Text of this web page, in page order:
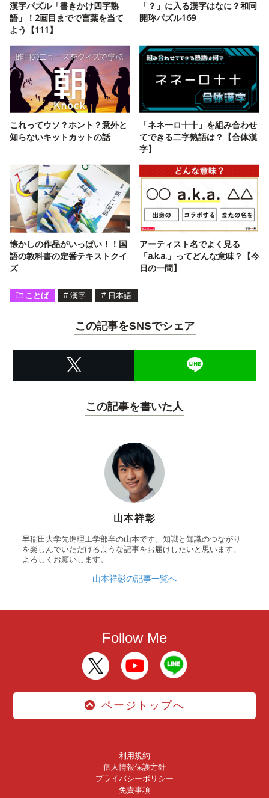
漢字パズル「書きかけ四字熟
語」！2画目までで言葉を当て
よう【111】
「？」に入る漢字はなに？和同
開珎パズル169
これってウソ？ホント？意外と
知らないキットカットの話
「ネネ一ロ十十」を組み合わせ
てできる二字熟語は？【合体漢
字】
懐かしの作品がいっぱい！！国
語の教科書の定番テキストクイ
ズ
アーティスト名でよく見る
「a.k.a.」ってどんな意味？【今
日の一問】
ことば # 漢字 # 日本語
この記事をSNSでシェア
この記事を書いた人
山本祥彰
早稲田大学先進理工学部卒の山本です。知識と知識のつながり
を楽しんでいただけるような記事をお届けしたいと思います。
よろしくお願いします。
山本祥彰の記事一覧へ
Follow Me
ページトップへ
利用規約
個人情報保護方針
プライバシーポリシー
免責事項